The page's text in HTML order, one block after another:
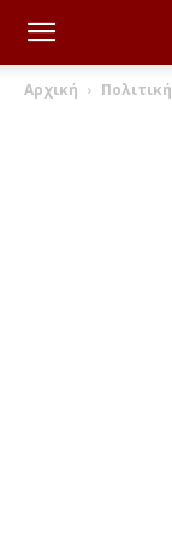
Αρχική Πολιτική